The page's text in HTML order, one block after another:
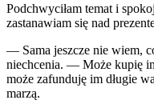
Podchwyciłam temat i
zastanawiam się nad
— Sama jeszcze nie wiem,
niechcenia. — Może kupię
może zafunduję im długie
marzą.